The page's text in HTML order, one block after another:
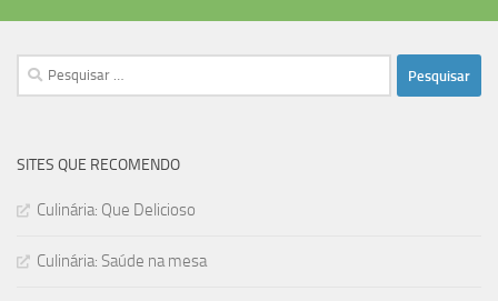
Pesquisar
por:
SITES QUE RECOMENDO
Culinária: Que Delicioso
Culinária: Saúde na mesa